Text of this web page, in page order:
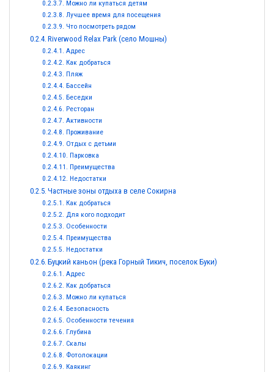
Можно ли купаться детям
Лучшее время для посещения
Что посмотреть рядом
Riverwood Relax Park (село Мошны)
Адрес
Как добраться
Пляж
Бассейн
Беседки
Ресторан
Активности
Проживание
Отдых с детьми
Парковка
Преимущества
Недостатки
Частные зоны отдыха в селе Сокирна
Как добраться
Для кого подходит
Особенности
Преимущества
Недостатки
Буцкий каньон (река Горный Тикич, поселок Буки)
Адрес
Как добраться
Можно ли купаться
Безопасность
Особенности течения
Глубина
Скалы
Фотолокации
Каякинг